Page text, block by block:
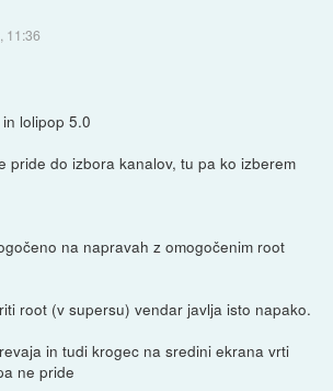
11:36
lolipop 5.0
pride do izbora kanalov, tu pa ko izberem
na napravah z omogočenim root
root (v supersu) vendar javlja isto napako.
in tudi krogec na sredini ekrana vrti
ne pride